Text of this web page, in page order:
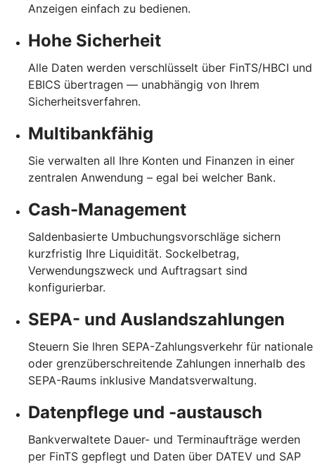
Anzeigen einfach zu bedienen.
Hohe Sicherheit
Alle Daten werden verschlüsselt über FinTS/HBCI und
EBICS übertragen — unabhängig von Ihrem
Sicherheitsverfahren.
Multibankfähig
Sie verwalten all Ihre Konten und Finanzen in einer
zentralen Anwendung – egal bei welcher Bank.
Cash-Management
Saldenbasierte Umbuchungsvorschläge sichern
kurzfristig Ihre Liquidität. Sockelbetrag,
Verwendungszweck und Auftragsart sind
konfigurierbar.
SEPA- und Auslandszahlungen
Steuern Sie Ihren SEPA-Zahlungsverkehr für nationale
oder grenzüberschreitende Zahlungen innerhalb des
SEPA-Raums inklusive Mandatsverwaltung.
Datenpflege und -austausch
Bankverwaltete Dauer- und Terminaufträge werden
per FinTS gepflegt und Daten über DATEV und SAP